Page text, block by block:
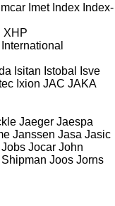
Imcar Imet Index Index-
XHP
International
Isitan Istobal
Isve
Ixion JAC JAKA
Jaeger Jaespa
Janssen Jasa Jasic
Jobs Jocar John
Joos Jorns